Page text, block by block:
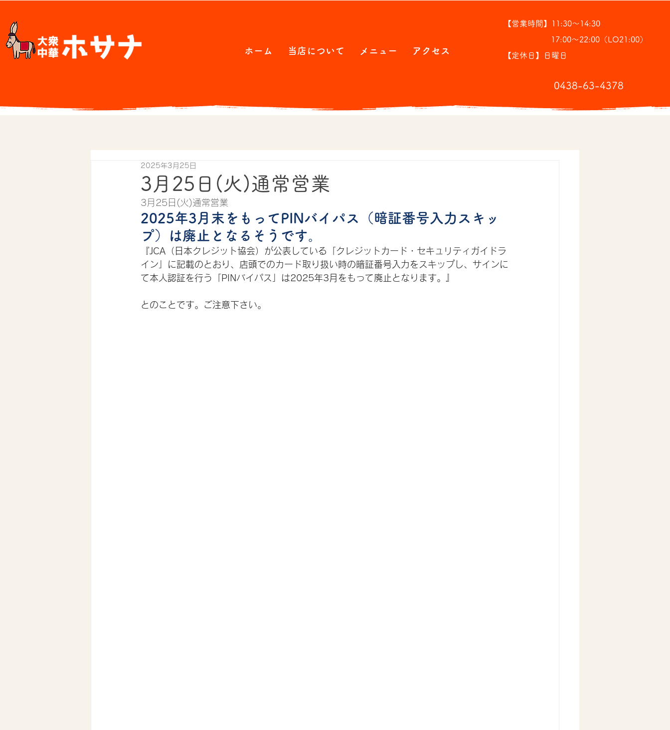
【営業時間】11:30～14:30
17:00～22:00（LO21:00）
【定休日】日曜日
​0438-63-4378
ホーム 当店について メニュー アクセス
3月25日(火)通常営業
2025年3月25日
3月25日(火)通常営業
2025年3月末をもってPINバイパス（暗証番号入力スキッ
プ）は廃止となるそうです。
『JCA（日本クレジット協会）が公表している「クレジットカード・セキュリティガイドラ
イン」に記載のとおり、店頭でのカード取り扱い時の暗証番号入力をスキップし、サインに
て本人認証を行う「PINバイパス」は2025年3月をもって廃止となります。』
とのことです。ご注意下さい。